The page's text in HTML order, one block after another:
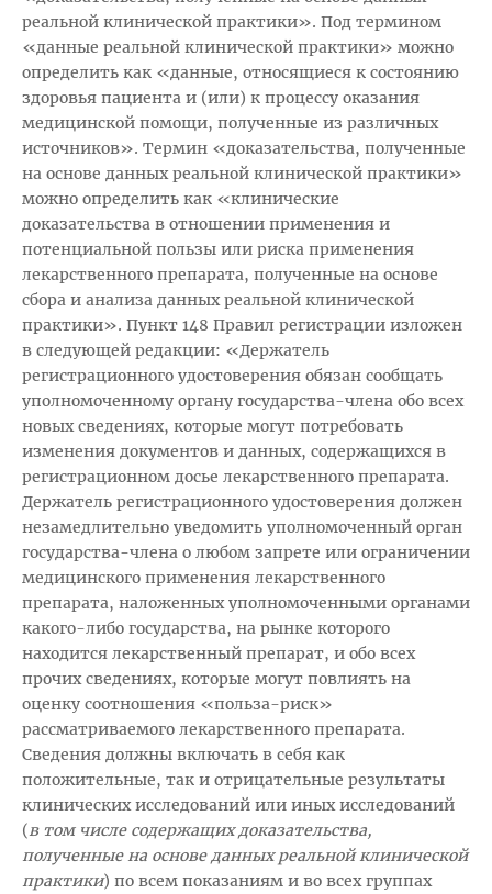
реальной клинической практики». Под термином
«данные реальной клинической практики» можно
определить как «данные, относящиеся к состоянию
здоровья пациента и (или) к процессу оказания
медицинской помощи, полученные из различных
источников». Термин «доказательства, полученные
на основе данных реальной клинической практики»
можно определить как «клинические
доказательства в отношении применения и
потенциальной пользы или риска применения
лекарственного препарата, полученные на основе
сбора и анализа данных реальной клинической
практики». Пункт 148 Правил регистрации изложен
в следующей редакции: «Держатель
регистрационного удостоверения обязан сообщать
уполномоченному органу государства-члена обо всех
новых сведениях, которые могут потребовать
изменения документов и данных, содержащихся в
регистрационном досье лекарственного препарата.
Держатель регистрационного удостоверения должен
незамедлительно уведомить уполномоченный орган
государства-члена о любом запрете или ограничении
медицинского применения лекарственного
препарата, наложенных уполномоченными органами
какого-либо государства, на рынке которого
находится лекарственный препарат, и обо всех
прочих сведениях, которые могут повлиять на
оценку соотношения «польза-риск»
рассматриваемого лекарственного препарата.
Сведения должны включать в себя как
положительные, так и отрицательные результаты
клинических исследований или иных исследований
(в том числе содержащих доказательства,
полученные на основе данных реальной клинической
практики) по всем показаниям и во всех группах